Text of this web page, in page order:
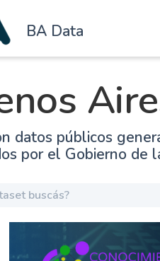
BA Data
datos públicos
por el Gobierno de